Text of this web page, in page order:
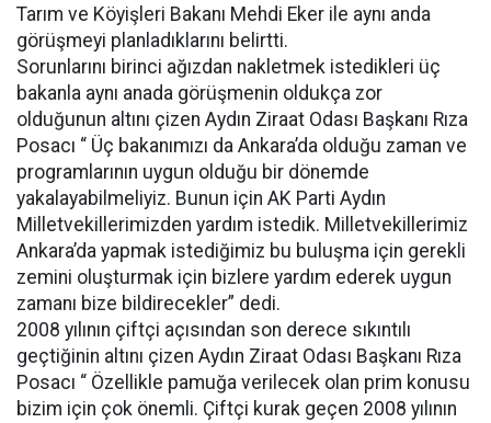
Tarım ve Köyişleri Bakanı Mehdi Eker ile aynı anda
görüşmeyi planladıklarını belirtti.
Sorunlarını birinci ağızdan nakletmek istedikleri üç
bakanla aynı anada görüşmenin oldukça zor
olduğunun altını çizen Aydın Ziraat Odası Başkanı Rıza
Posacı “ Üç bakanımızı da Ankara’da olduğu zaman ve
programlarının uygun olduğu bir dönemde
yakalayabilmeliyiz. Bunun için AK Parti Aydın
Milletvekillerimizden yardım istedik. Milletvekillerimiz
Ankara’da yapmak istediğimiz bu buluşma için gerekli
zemini oluşturmak için bizlere yardım ederek uygun
zamanı bize bildirecekler” dedi.
2008 yılının çiftçi açısından son derece sıkıntılı
geçtiğinin altını çizen Aydın Ziraat Odası Başkanı Rıza
Posacı “ Özellikle pamuğa verilecek olan prim konusu
bizim için çok önemli. Çiftçi kurak geçen 2008 yılının